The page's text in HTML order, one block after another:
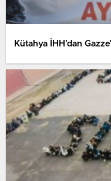
Kütahya İHH’dan